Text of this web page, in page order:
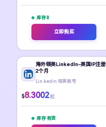
库存 8
立即购买
海外领英LinkedIn-英国IP注册
2个月
Lin.kedin 领英账号
$8.3002 起
库存 有货